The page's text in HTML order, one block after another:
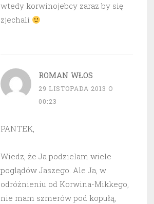
wtedy korwinojebcy zaraz by się
zjechali
ROMAN WŁOS
29 LISTOPADA 2013 O
00:23
PANTEK,
Wiedz, że Ja podzielam wiele
poglądów Jaszego. Ale Ja, w
odróżnieniu od Korwina-Mikkego,
nie mam szmerów pod kopułą,